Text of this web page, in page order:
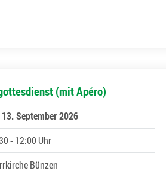
(mit Apéro)
September 2026
- 12:00 Uhr
Bünzen